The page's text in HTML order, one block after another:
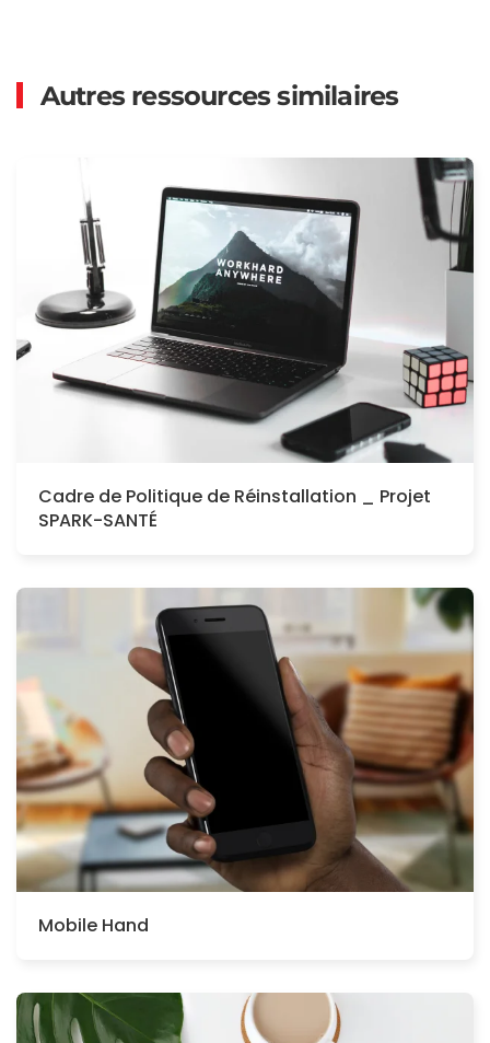
Autres ressources similaires
Cadre de Politique de Réinstallation _ Projet
SPARK-SANTÉ
Mobile Hand